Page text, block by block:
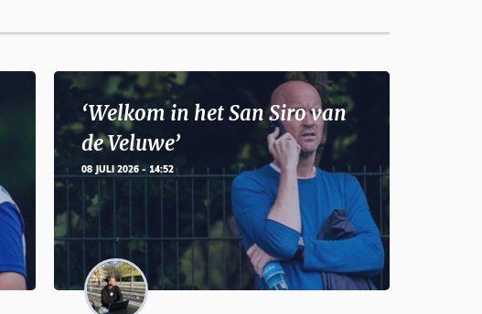
‘Welkom in het San Siro van
de Veluwe’
08 JULI 2026 - 14:52